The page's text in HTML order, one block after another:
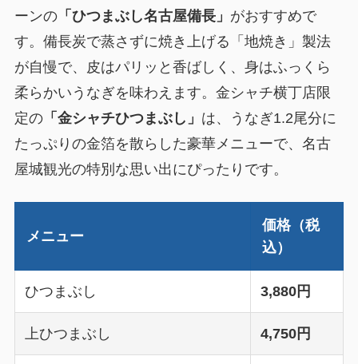
ーンの「ひつまぶし名古屋備長」 がおすすめで
す。備長炭で蒸さずに焼き上げる「地焼き」製法
が自慢で、皮はパリッと香ばしく、身はふっくら
柔らかいうなぎを味わえます。金シャチ横丁店限
定の「金シャチひつまぶし」 は、うなぎ1.2尾分に
たっぷりの金箔を散らした豪華メニューで、名古
屋城観光の特別な思い出にぴったりです。
メニュー
価格（税
込）
ひつまぶし 3,880円
上ひつまぶし 4,750円